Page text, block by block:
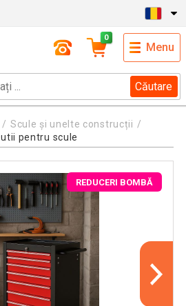
Căutare
0
Menu
Scule și unelte construcții
pentru scule
REDUCERI BOMBĂ